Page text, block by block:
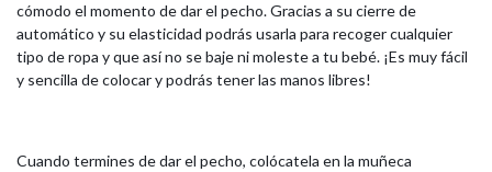
cómodo el momento de dar el pecho. Gracias a su cierre de
automático y su elasticidad podrás usarla para recoger cualquier
tipo de ropa y que así no se baje ni moleste a tu bebé. ¡Es muy fácil
y sencilla de colocar y podrás tener las manos libres!
Cuando termines de dar el pecho, colócatela en la muñeca